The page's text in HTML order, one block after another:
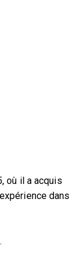
où il a acquis
dans